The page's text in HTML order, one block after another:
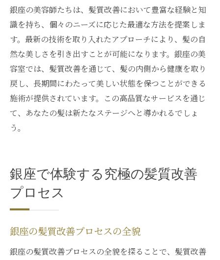
銀座の美容師たちは、髪質改善において豊富な経験と知
識を持ち、個々のニーズに応じた最適な方法を提案しま
す。最新の技術を取り入れたアプローチにより、髪の自
然な美しさを引き出すことが可能になります。銀座の美
容室では、髪質改善を通じて、髪の内側から健康を取り
戻し、長期間にわたって美しい状態を保つことができる
施術が提供されています。この高品質なサービスを通じ
て、あなたの髪は新たなステージへと導かれるでしょ
う。
銀座で体験する究極の髪質改善
プロセス
銀座の髪質改善プロセスの全貌
銀座の髪質改善プロセスの全貌を探ることで、髪質改善